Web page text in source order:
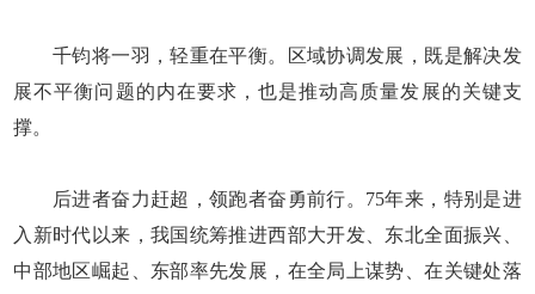
千钧将一羽，轻重在平衡。区域协调发展，既是解决发
展不平衡问题的内在要求，也是推动高质量发展的关键支
撑。
后进者奋力赶超，领跑者奋勇前行。75年来，特别是进
入新时代以来，我国统筹推进西部大开发、东北全面振兴、
中部地区崛起、东部率先发展，在全局上谋势、在关键处落